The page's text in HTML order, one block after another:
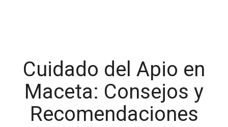
Cuidado del Apio en
Maceta: Consejos y
Recomendaciones